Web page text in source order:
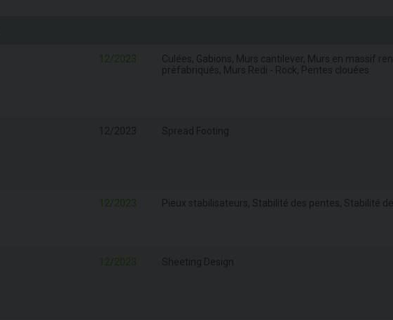
12/2023
Culées, Gabions, Murs cantilever, Murs en massif
préfabriqués, Murs Redi - Rock, Pentes clouées
12/2023 Pieux stabilisateurs, Stabilité des pentes, Stabilité
12/2023